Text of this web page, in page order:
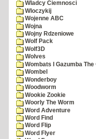
Wladcy Ciemnosci
Wloczykij
Wojenne ABC
Wojna
Wojny Rdzeniowe
Wolf Pack
Wolf3D
Wolves
Wombats I Gazumba
Wombel
Wonderboy
Woodworm
Wookie Zookie
Woorly The Worm
Word Adventure
Word Find
Word Flip
Word Flyer